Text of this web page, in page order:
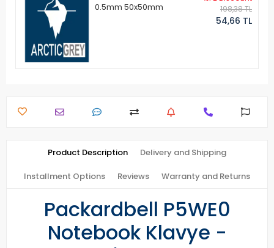
0.5mm 50x50mm
198,38 TL
54,66 TL
Product Description Delivery and Shipping
Installment Options Reviews Warranty and Returns
Packardbell P5WE0
Notebook Klavye -